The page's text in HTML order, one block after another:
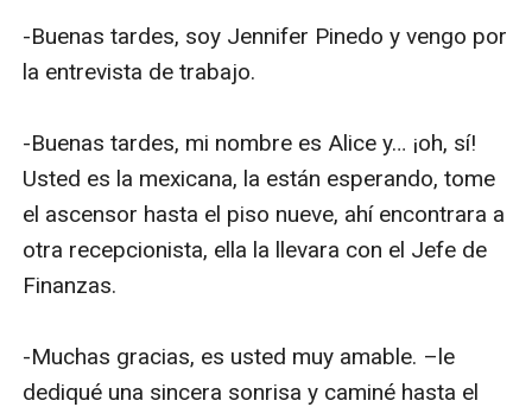
-Buenas tardes, soy Jennifer Pinedo y vengo por
la entrevista de trabajo.
-Buenas tardes, mi nombre es Alice y… ¡oh, sí!
Usted es la mexicana, la están esperando, tome
el ascensor hasta el piso nueve, ahí encontrara a
otra recepcionista, ella la llevara con el Jefe de
Finanzas.
-Muchas gracias, es usted muy amable. –le
dediqué una sincera sonrisa y caminé hasta el